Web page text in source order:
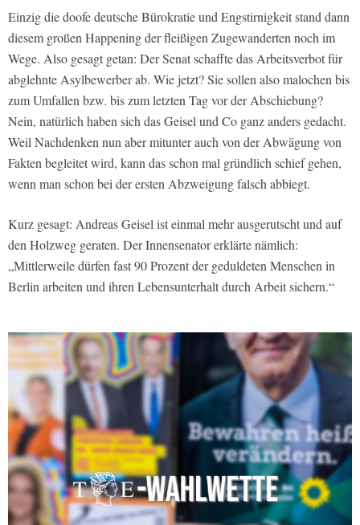
Einzig die doofe deutsche Bürokratie und Engstirnigkeit stand dann
diesem großen Happening der fleißigen Zugewanderten noch im
Wege. Also gesagt getan: Der Senat schaffte das Arbeitsverbot für
abglehnte Asylbewerber ab. Wie jetzt? Sie sollen also malochen bis
zum Umfallen bzw. bis zum letzten Tag vor der Abschiebung?
Nein, natürlich haben sich das Geisel und Co ganz anders gedacht.
Weil Nachdenken nun aber mitunter auch von der Abwägung von
Fakten begleitet wird, kann das schon mal gründlich schief gehen,
wenn man schon bei der ersten Abzweigung falsch abbiegt.
Kurz gesagt: Andreas Geisel ist einmal mehr ausgerutscht und auf
den Holzweg geraten. Der Innensenator erklärte nämlich:
„Mittlerweile dürfen fast 90 Prozent der geduldeten Menschen in
Berlin arbeiten und ihren Lebensunterhalt durch Arbeit sichern.“